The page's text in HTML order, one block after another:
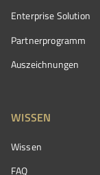
Enterprise Solution
Partnerprogramm
Auszeichnungen
WISSEN
Wissen
FAQ